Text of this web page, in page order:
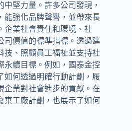
堅力量。許多公司發現，
能強化品牌聲譽，並帶來長
企業社會責任和環境、社
司價值的標準指標。透過建
技、照顧員工福祉並支持社
永續目標。例如，國泰金控
如何透過明確行動計劃，履
企業對社會進步的貢獻。在
棄工廠計劃，也展示了如何